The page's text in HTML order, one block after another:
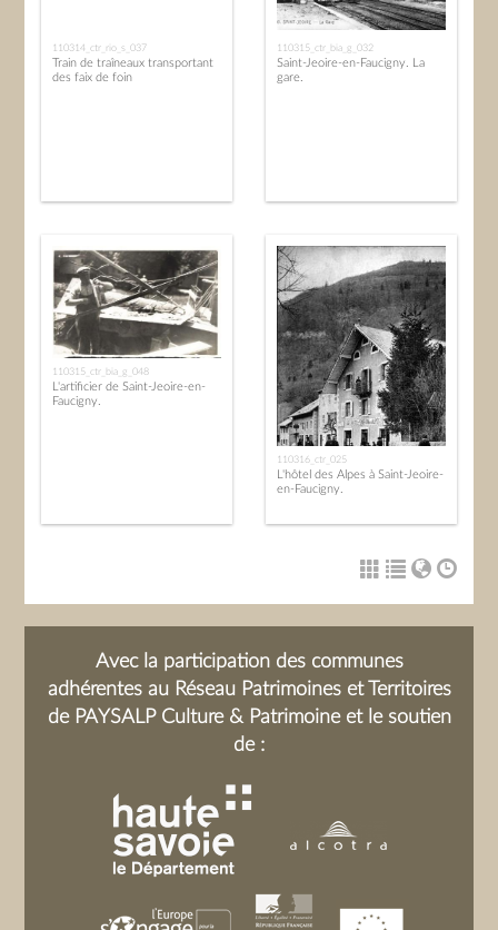
110314_ctr_rio_s_037
Train de traîneaux transportant
des faix de foin
110315_ctr_bia_g_032
Saint-Jeoire-en-Faucigny. La
gare.
110315_ctr_bia_g_048
L'artificier de Saint-Jeoire-en-
Faucigny.
110316_ctr_025
L'hôtel des Alpes à Saint-Jeoire-
en-Faucigny.
Avec la participation des communes
adhérentes au Réseau Patrimoines et Territoires
de PAYSALP Culture & Patrimoine et le soutien
de :